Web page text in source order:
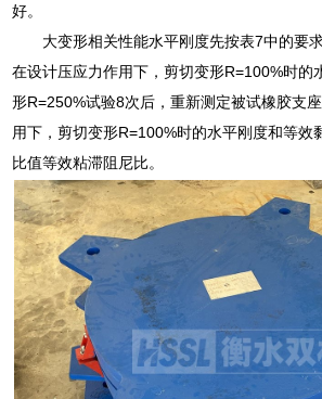
好。
大变形相关性能水平刚度先按表7中的要
在设计压应力作用下，剪切变形R=100%时的
形R=250%试验8次后，重新测定被试橡胶支
用下，剪切变形R=100%时的水平刚度和等效
比值等效粘滞阻尼比。